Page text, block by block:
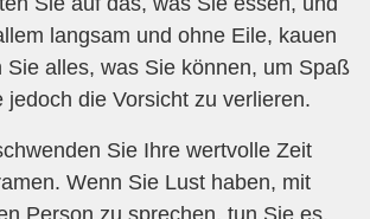
langsam und ohne Eile, kauen
Sie alles, was Sie können, um Spaß
jedoch die Vorsicht zu verlieren.
Sie Ihre wertvolle Zeit
Wenn Sie Lust haben, mit
Person zu sprechen, tun Sie es,